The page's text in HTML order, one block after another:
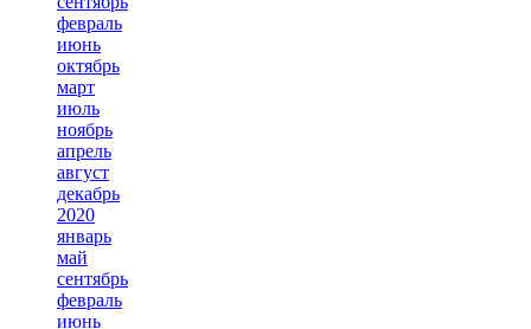
февраль
июнь
октябрь
март
июль
ноябрь
апрель
август
декабрь
2020
январь
май
сентябрь
февраль
июнь